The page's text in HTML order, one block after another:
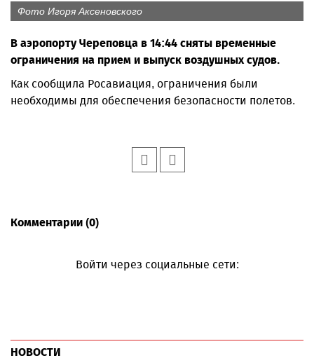
Фото Игоря Аксеновского
В аэропорту Череповца в 14:44 сняты временные
ограничения на прием и выпуск воздушных судов.
Как сообщила Росавиация, ограничения были
необходимы для обеспечения безопасности полетов.
Комментарии (0)
Войти через социальные сети:
НОВОСТИ